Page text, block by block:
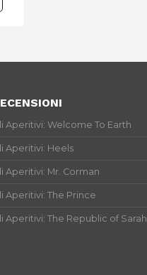
Aperitivi: Welcome To Earth
Aperitivi: Heels
Aperitivi: Mr. Corman
Aperitivi: The Prince
Aperitivi: The Republic of Sarah